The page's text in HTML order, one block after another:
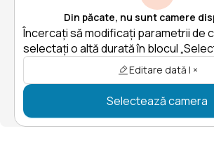
Din păcate, nu sunt camere
Încercați să modificați parametrii de
selectați o altă durată în blocul
Editare dată | ×
Selectează camera